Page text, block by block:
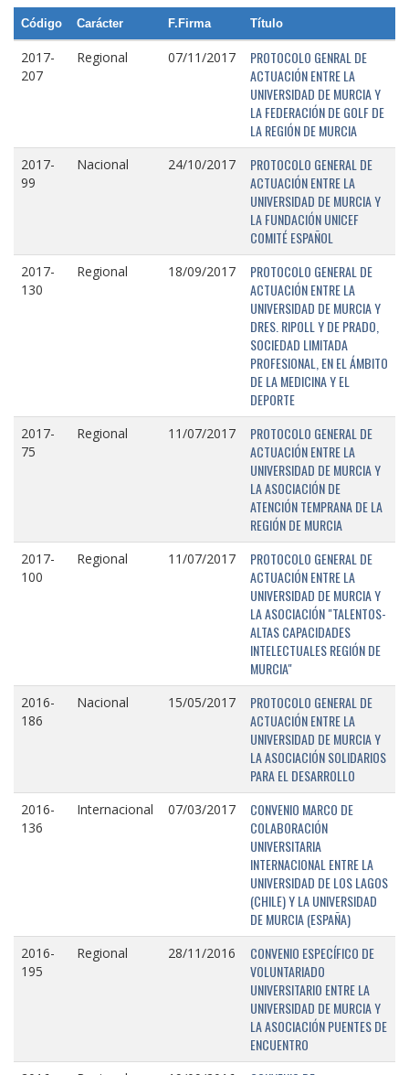
Código Carácter F.Firma Título
2017-
207
Regional 07/11/2017
PROTOCOLO GENRAL DE
ACTUACIÓN ENTRE LA
UNIVERSIDAD DE MURCIA Y
LA FEDERACIÓN DE GOLF DE
LA REGIÓN DE MURCIA
2017-
99
Nacional 24/10/2017
PROTOCOLO GENERAL DE
ACTUACIÓN ENTRE LA
UNIVERSIDAD DE MURCIA Y
LA FUNDACIÓN UNICEF
COMITÉ ESPAÑOL
2017-
130
Regional 18/09/2017
PROTOCOLO GENERAL DE
ACTUACIÓN ENTRE LA
UNIVERSIDAD DE MURCIA Y
DRES. RIPOLL Y DE PRADO,
SOCIEDAD LIMITADA
PROFESIONAL, EN EL ÁMBITO
DE LA MEDICINA Y EL
DEPORTE
2017-
75
Regional 11/07/2017
PROTOCOLO GENERAL DE
ACTUACIÓN ENTRE LA
UNIVERSIDAD DE MURCIA Y
LA ASOCIACIÓN DE
ATENCIÓN TEMPRANA DE LA
REGIÓN DE MURCIA
2017-
100
Regional 11/07/2017
PROTOCOLO GENERAL DE
ACTUACIÓN ENTRE LA
UNIVERSIDAD DE MURCIA Y
LA ASOCIACIÓN "TALENTOS-
ALTAS CAPACIDADES
INTELECTUALES REGIÓN DE
MURCIA"
2016-
186
Nacional 15/05/2017
PROTOCOLO GENERAL DE
ACTUACIÓN ENTRE LA
UNIVERSIDAD DE MURCIA Y
LA ASOCIACIÓN SOLIDARIOS
PARA EL DESARROLLO
2016-
136
Internacional 07/03/2017
CONVENIO MARCO DE
COLABORACIÓN
UNIVERSITARIA
INTERNACIONAL ENTRE LA
UNIVERSIDAD DE LOS LAGOS
(CHILE) Y LA UNIVERSIDAD
DE MURCIA (ESPAÑA)
2016-
195
Regional 28/11/2016
CONVENIO ESPECÍFICO DE
VOLUNTARIADO
UNIVERSITARIO ENTRE LA
UNIVERSIDAD DE MURCIA Y
LA ASOCIACIÓN PUENTES DE
ENCUENTRO